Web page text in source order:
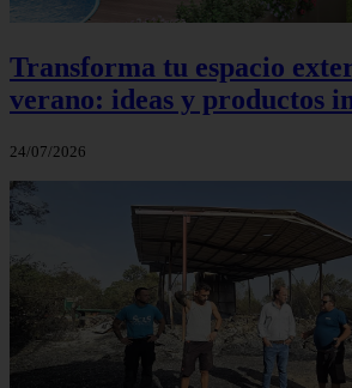
Transforma tu espacio
verano: ideas y productos
24/07/2026